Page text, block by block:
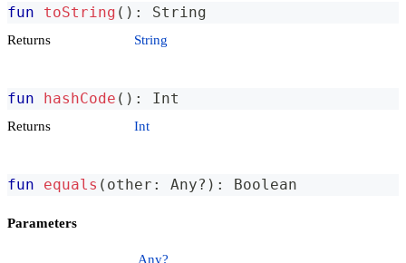
fun toString ( ) : String
Returns String
fun hashCode ( ) : Int
Returns Int
fun equals ( other : Any? ) : Boolean
Parameters
Any?